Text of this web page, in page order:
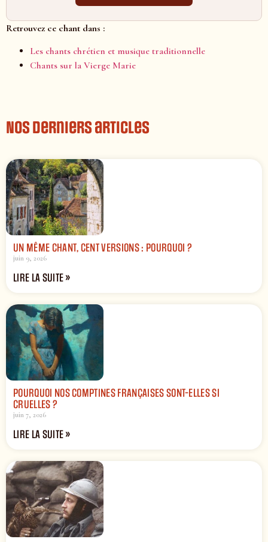
Retrouvez ce chant dans :
Les chants chrétien et musique traditionnelle
Chants sur la Vierge Marie
Nos derniers articles
UN MÊME CHANT, CENT VERSIONS : POURQUOI ?
juin 9, 2026
LIRE LA SUITE »
POURQUOI NOS COMPTINES FRANÇAISES SONT-ELLES SI
CRUELLES ?
juin 7, 2026
LIRE LA SUITE »